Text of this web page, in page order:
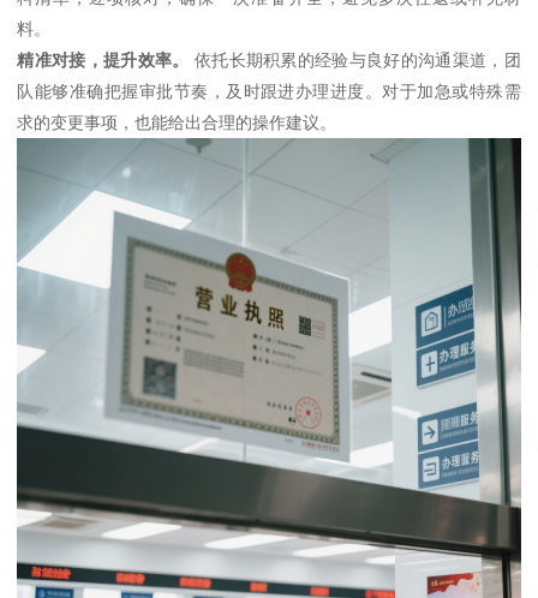
料。
精准对接，提升效率。
依托长期积累的经验与良好的沟通渠道，团
队能够准确把握审批节奏，及时跟进办理进度。对于加急或特殊需
求的变更事项，也能给出合理的操作建议。